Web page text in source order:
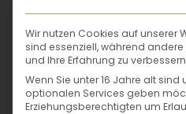
einen aromatischen
Herbert Lehmann setzt
wunderbar in Szene
einem appetitlichen
Wir nutzen Cookies auf unserer
sind essenziell, während
und Ihre Erfahrung zu
Wenn Sie unter 16 Jahre alt sind
optionalen Services geben
Erziehungsberechtigten um